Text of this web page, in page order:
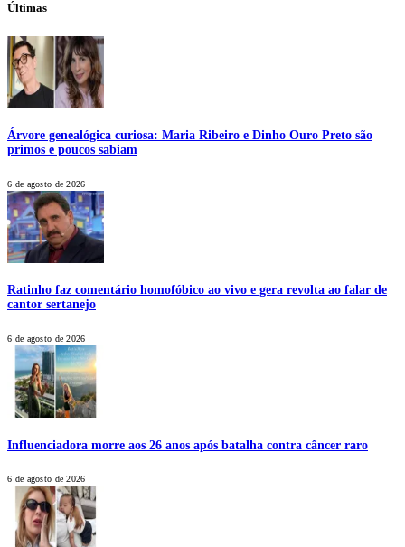
Últimas
Árvore genealógica curiosa: Maria Ribeiro e Dinho Ouro Preto são
primos e poucos sabiam
6 de agosto de 2026
Ratinho faz comentário homofóbico ao vivo e gera revolta ao falar de
cantor sertanejo
6 de agosto de 2026
Influenciadora morre aos 26 anos após batalha contra câncer raro
6 de agosto de 2026